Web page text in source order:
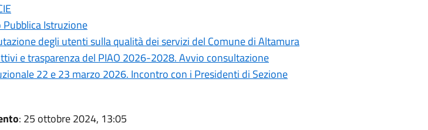
Istruzione
degli utenti sulla qualità dei servizi del Comune di Altamura
e trasparenza del PIAO 2026-2028. Avvio consultazione
22 e 23 marzo 2026. Incontro con i Presidenti di Sezione
: 25 ottobre 2024, 13:05